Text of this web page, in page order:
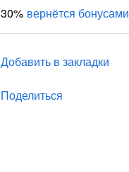
30% вернётся бонусами
Добавить в закладки
Поделиться